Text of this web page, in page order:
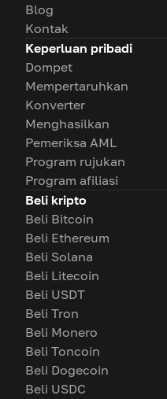
Blog
Kontak
Keperluan pribadi
Dompet
Mempertaruhkan
Konverter
Menghasilkan
Pemeriksa AML
Program rujukan
Program afiliasi
Beli kripto
Beli Bitcoin
Beli Ethereum
Beli Solana
Beli Litecoin
Beli USDT
Beli Tron
Beli Monero
Beli Toncoin
Beli Dogecoin
Beli USDC